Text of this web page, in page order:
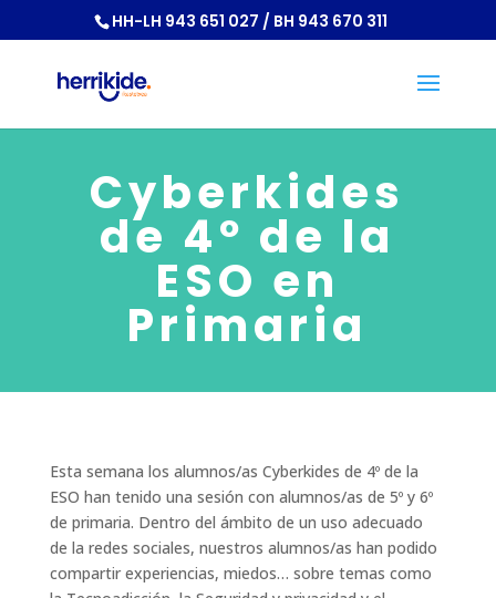
HH-LH 943 651 027 / BH 943 670 311
Cyberkides
de 4º de la
ESO en
Primaria
Esta semana los alumnos/as Cyberkides de 4º de la
ESO han tenido una sesión con alumnos/as de 5º y 6º
de primaria. Dentro del ámbito de un uso adecuado
de la redes sociales, nuestros alumnos/as han podido
compartir experiencias, miedos… sobre temas como